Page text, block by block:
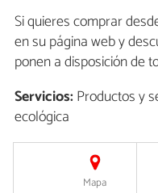
Si quieres comprar
en su página web y
ponen a disposición de
Servicios:Productos y
ecológica
Mapa